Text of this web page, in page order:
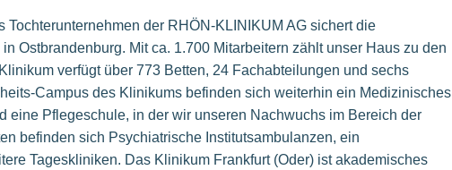
Tochterunternehmen der RHÖN-KLINIKUM AG sichert die
Ostbrandenburg. Mit ca. 1.700 Mitarbeitern zählt unser Haus zu den
verfügt über 773 Betten, 24 Fachabteilungen und sechs
Campus des Klinikums befinden sich weiterhin ein Medizinisches
eine Pflegeschule, in der wir unseren Nachwuchs im Bereich der
befinden sich Psychiatrische Institutsambulanzen, ein
Tageskliniken. Das Klinikum Frankfurt (Oder) ist akademisches